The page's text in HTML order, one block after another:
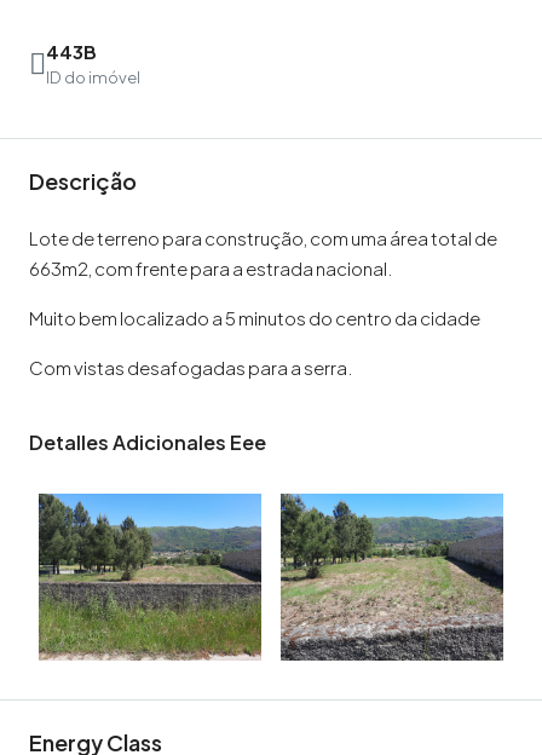
443B
ID do imóvel
Descrição
Lote de terreno para construção, com uma área total de
663m2, com frente para a estrada nacional.
Muito bem localizado a 5 minutos do centro da cidade
Com vistas desafogadas para a serra.
Detalles Adicionales Eee
Energy Class